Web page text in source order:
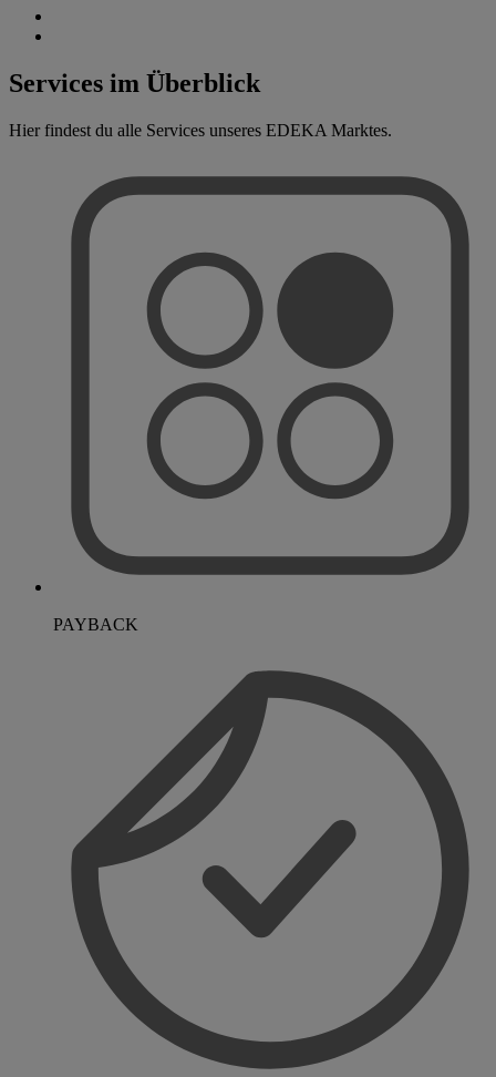
Services im Überblick
Hier findest du alle Services unseres EDEKA Marktes.
PAYBACK